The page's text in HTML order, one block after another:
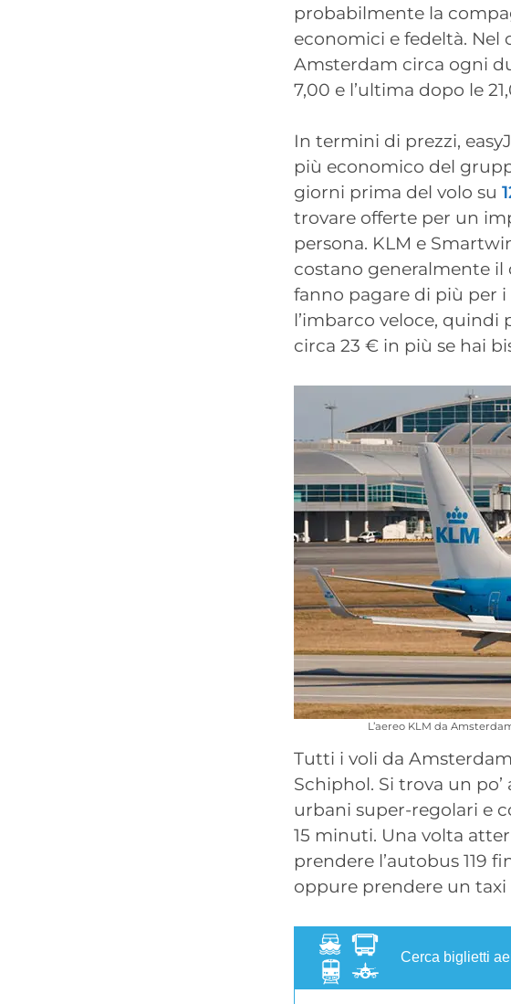
probabilmente la
economici e fedeltà. Nel
Amsterdam circa ogni
7,00 e l’ultima dopo le
In termini di prezzi,
più economico del
giorni prima del volo su
trovare offerte per un
persona. KLM e
costano generalmente
fanno pagare di più per
l’imbarco veloce, quindi
circa 23 € in più se hai
L’aereo KLM da
Tutti i voli da
Schiphol. Si trova un
urbani super-regolari e
15 minuti. Una volta
prendere l’autobus 119
oppure prendere un taxi
Cerca biglietti